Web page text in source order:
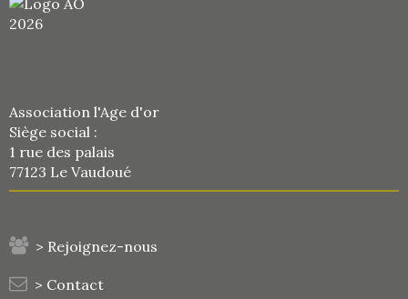
Association l'Age d'or
Siège social :
1 rue des palais
77123 Le Vaudoué
> Rejoignez-nous
> Contact